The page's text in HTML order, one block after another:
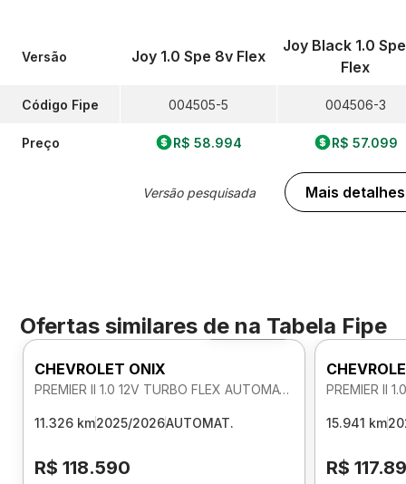
Versão
Código Fipe
Preço
Joy 1.0 Spe 8v Flex
004505-5
R$ 58.994
Versão pesquisada
Joy Black 1.0
Flex
004506-3
R$ 57.099
Mais detalhes
Ofertas similares de na Tabela Fipe
Foto 360º
CHEVROLET ONIX
PREMIER II 1.0 12V TURBO FLEX AUTOMATICO
11.326 km2025/2026AUTOMAT.
R$ 118.590
15.941 km
R$